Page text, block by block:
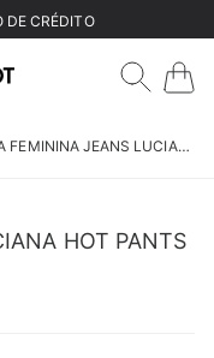
DE CRÉDITO
CALÇA FEMININA JEANS LUCIANA HOT PANTS FLARE - JEANS CLARO
HOT PANTS